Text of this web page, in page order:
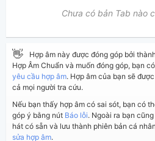
Chưa có bản Tab nào
👋 Hợp âm này được đóng góp bởi
Hợp Âm Chuẩn và muốn đóng góp, bạn
yêu cầu hợp âm. Hợp âm của bạn sẽ
cả mọi người tra cứu.
Nếu bạn thấy hợp âm có sai sót, bạn có
góp ý bằng nút Báo lỗi. Ngoài ra bạn
hát có sẵn và lưu thành phiên bản cá
sửa hợp âm.